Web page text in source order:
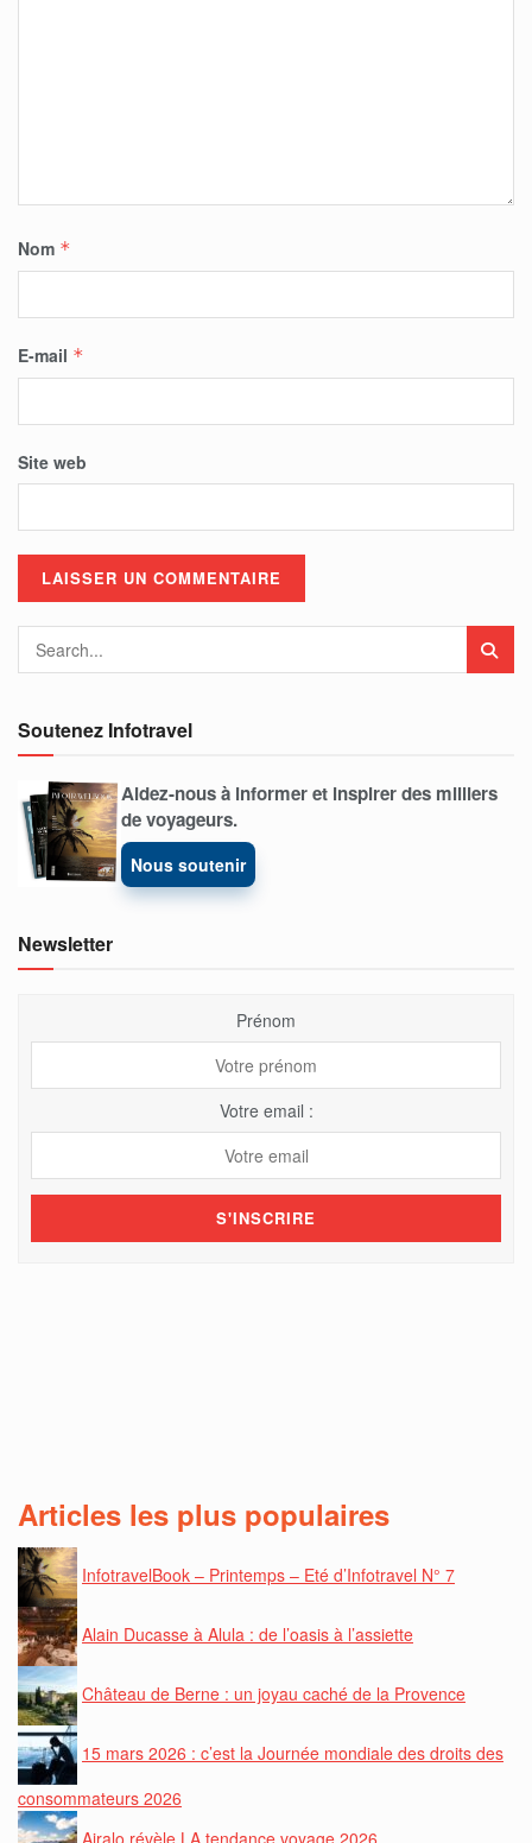
Nom *
E-mail *
Site web
Soutenez Infotravel
Aidez-nous à informer et inspirer des milliers
de voyageurs.
Nous soutenir
Newsletter
Prénom
Votre email :
Articles les plus populaires
InfotravelBook – Printemps – Eté d’Infotravel N° 7
Alain Ducasse à Alula : de l’oasis à l’assiette
Château de Berne : un joyau caché de la Provence
15 mars 2026 : c’est la Journée mondiale des droits des
consommateurs 2026
Airalo révèle LA tendance voyage 2026